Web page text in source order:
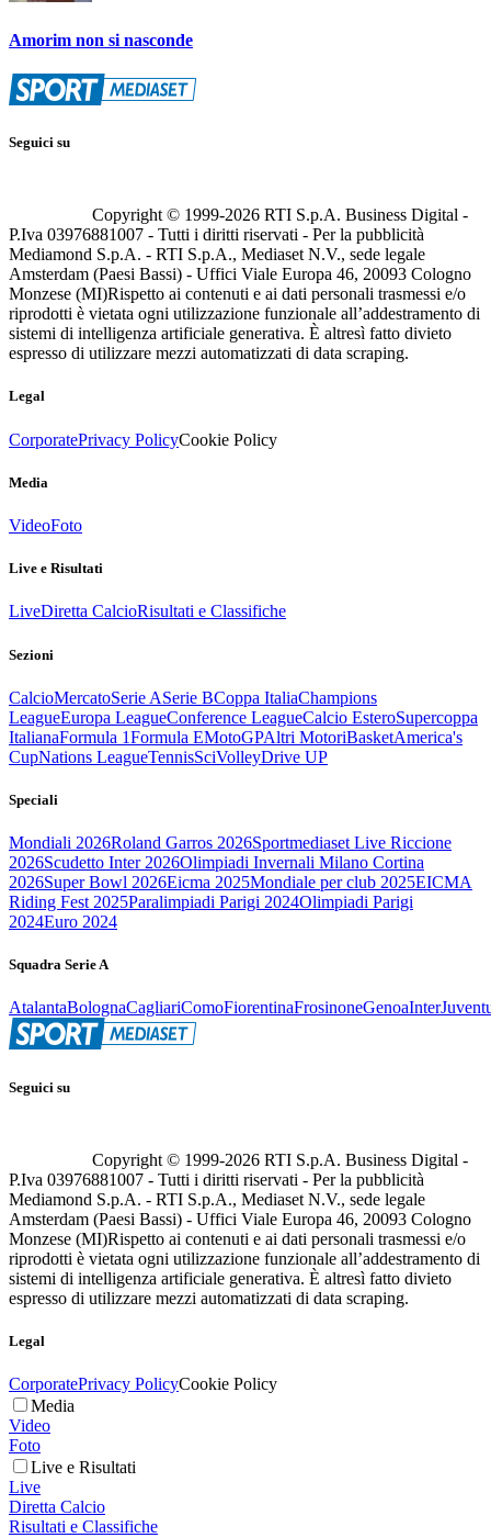
Amorim non si nasconde
Seguici su
Copyright © 1999-2026 RTI S.p.A. Business Digital -
P.Iva 03976881007 - Tutti i diritti riservati - Per la pubblicità
Mediamond S.p.A. - RTI S.p.A., Mediaset N.V., sede legale
Amsterdam (Paesi Bassi) - Uffici Viale Europa 46, 20093 Cologno
Monzese (MI)Rispetto ai contenuti e ai dati personali trasmessi e/o
riprodotti è vietata ogni utilizzazione funzionale all’addestramento di
sistemi di intelligenza artificiale generativa. È altresì fatto divieto
espresso di utilizzare mezzi automatizzati di data scraping.
Legal
CorporatePrivacy PolicyCookie Policy
Media
VideoFoto
Live e Risultati
LiveDiretta CalcioRisultati e Classifiche
Sezioni
CalcioMercatoSerie ASerie BCoppa ItaliaChampions
LeagueEuropa LeagueConference LeagueCalcio EsteroSupercoppa
ItalianaFormula 1Formula EMotoGPAltri MotoriBasketAmerica's
CupNations LeagueTennisSciVolleyDrive UP
Speciali
Mondiali 2026Roland Garros 2026Sportmediaset Live Riccione
2026Scudetto Inter 2026Olimpiadi Invernali Milano Cortina
2026Super Bowl 2026Eicma 2025Mondiale per club 2025EICMA
Riding Fest 2025Paralimpiadi Parigi 2024Olimpiadi Parigi
2024Euro 2024
Squadra Serie A
AtalantaBolognaCagliariComoFiorentinaFrosinoneGenoaInter
Seguici su
Copyright © 1999-2026 RTI S.p.A. Business Digital -
P.Iva 03976881007 - Tutti i diritti riservati - Per la pubblicità
Mediamond S.p.A. - RTI S.p.A., Mediaset N.V., sede legale
Amsterdam (Paesi Bassi) - Uffici Viale Europa 46, 20093 Cologno
Monzese (MI)Rispetto ai contenuti e ai dati personali trasmessi e/o
riprodotti è vietata ogni utilizzazione funzionale all’addestramento di
sistemi di intelligenza artificiale generativa. È altresì fatto divieto
espresso di utilizzare mezzi automatizzati di data scraping.
Legal
CorporatePrivacy PolicyCookie Policy
Media
Video
Foto
Live e Risultati
Live
Diretta Calcio
Risultati e Classifiche